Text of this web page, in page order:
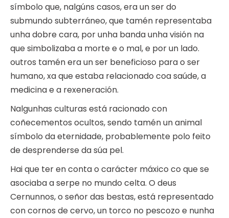
símbolo que, nalgúns casos, era un ser do
submundo subterráneo, que tamén representaba
unha dobre cara, por unha banda unha visión na
que simbolizaba a morte e o mal, e por un lado.
outros tamén era un ser beneficioso para o ser
humano, xa que estaba relacionado coa saúde, a
medicina e a rexeneración.
Nalgunhas culturas está racionado con
coñecementos ocultos, sendo tamén un animal
símbolo da eternidade, probablemente polo feito
de desprenderse da súa pel.
Hai que ter en conta o carácter máxico co que se
asociaba a serpe no mundo celta. O deus
Cernunnos, o señor das bestas, está representado
con cornos de cervo, un torco no pescozo e nunha